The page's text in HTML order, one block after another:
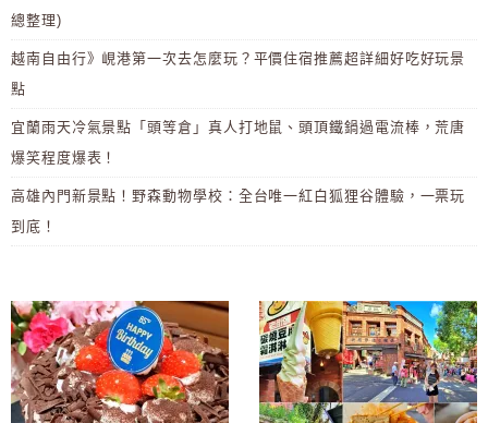
總整理)
越南自由行》峴港第一次去怎麼玩？平價住宿推薦超詳細好吃好玩景
點
宜蘭雨天冷氣景點「頭等倉」真人打地鼠、頭頂鐵鍋過電流棒，荒唐
爆笑程度爆表！
高雄內門新景點！野森動物學校：全台唯一紅白狐狸谷體驗，一票玩
到底！